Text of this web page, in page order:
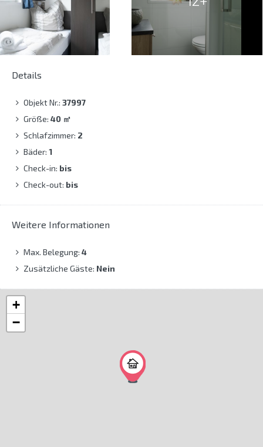
Details
Objekt Nr.: 37997
Größe: 40 ㎡
Schlafzimmer: 2
Bäder: 1
Check-in: bis
Check-out: bis
Weitere Informationen
Max. Belegung: 4
Zusätzliche Gäste: Nein
+
−